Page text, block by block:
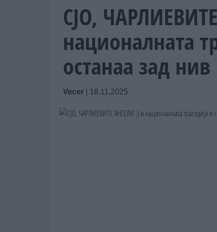
СЈО,
националната
останаа зад нив
Vecer 18.11.2025